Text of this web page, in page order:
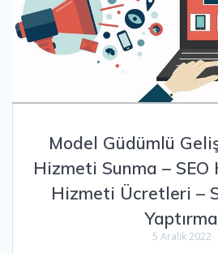
Model Güdümlü
Hizmeti Sunma – SEO
Hizmeti Ücretleri –
Yaptırma
5 Aralık 2022